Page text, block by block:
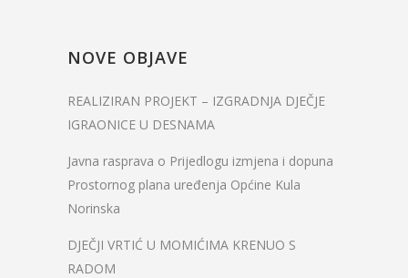
NOVE OBJAVE
REALIZIRAN PROJEKT – IZGRADNJA DJEČJE
IGRAONICE U DESNAMA
Javna rasprava o Prijedlogu izmjena i dopuna
Prostornog plana uređenja Općine Kula
Norinska
DJEČJI VRTIĆ U MOMIĆIMA KRENUO S
RADOM